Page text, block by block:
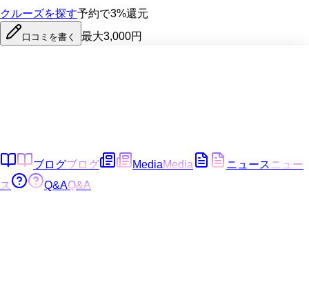
クルーズを探す予約で3%還元
口コミを書く 最大3,000円
ブログブログ MediaMedia ニュース ニュー
ス
Q&AQ&A